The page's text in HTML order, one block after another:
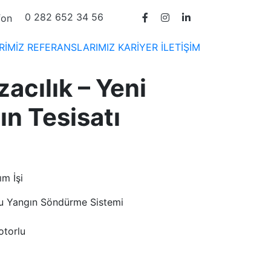
0 282 652 34 56
REFERANSLARIMIZ KARİYER İLETİŞİM
– Yeni
Tesisatı
İşi
Yangın Söndürme Sistemi